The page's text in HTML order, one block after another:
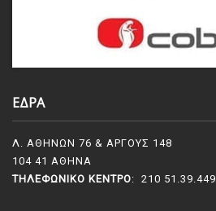
ΕΔΡΑ
Λ. ΑΘΗΝΩΝ 76 & ΑΡΓΟΥΣ 148
104 41 ΑΘΗΝΑ
ΤΗΛΕΦΩΝΙΚΌ ΚΈΝΤΡΟ: 210 51.39.449